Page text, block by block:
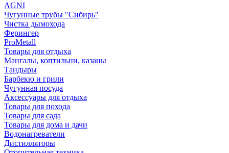
AGNI
Чугунные трубы "Сибирь"
Чистка дымохода
Ферингер
ProMetall
Товары для отдыха
Мангалы, коптильни, казаны
Тандыры
Барбекю и грили
Чугунная посуда
Аксессуары для отдыха
Товары для похода
Товары для сада
Товары для дома и дачи
Водонагреватели
Дистилляторы